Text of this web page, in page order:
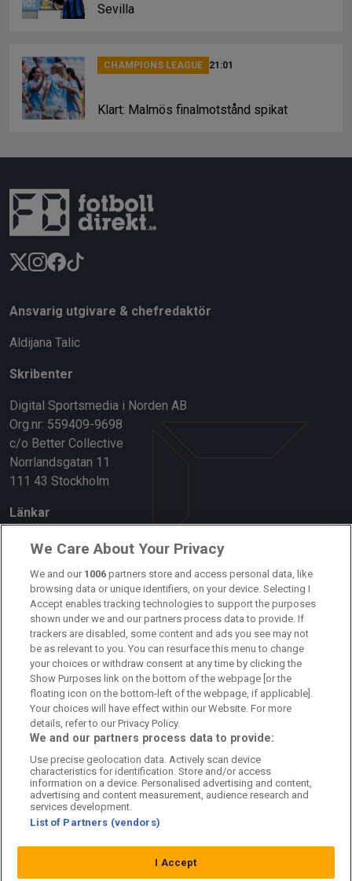
Sevilla
CHAMPIONS LEAGUE 21:01
Klart: Malmös finalmotstånd spikat
Ansvarig utgivare & chefredaktör
Aldijana Talic
Skribenter
Digital Sportsmedia i Norden AB
Org.nr: 559409-9698
c/o Better Collective
Norrlandsgatan 11
111 43 Stockholm
Länkar
Om oss
Kontakta oss
Kundtjänst
Sponsor: Rekatochklart
Annonsera på Fotbolldirekt
Redaktionell policy
Personuppgiftspolicy
Cookiepolicy
Arkiv
We Care About Your Privacy
We and our 1006 partners store and access personal data, like
browsing data or unique identifiers, on your device. Selecting I
Accept enables tracking technologies to support the purposes
shown under we and our partners process data to provide. If
trackers are disabled, some content and ads you see may not
be as relevant to you. You can resurface this menu to change
your choices or withdraw consent at any time by clicking the
Show Purposes link on the bottom of the webpage [or the
floating icon on the bottom-left of the webpage, if applicable].
Your choices will have effect within our Website. For more
details, refer to our Privacy Policy.
We and our partners process data to provide:
Use precise geolocation data. Actively scan device
characteristics for identification. Store and/or access
information on a device. Personalised advertising and content,
advertising and content measurement, audience research and
services development.
List of Partners (vendors)
I Accept